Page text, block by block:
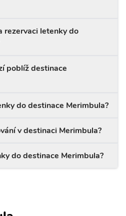
rezervaci letenky do
poblíž destinace
do destinace Merimbula?
v destinaci Merimbula?
do destinace Merimbula?